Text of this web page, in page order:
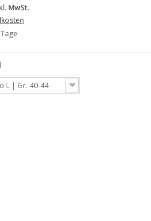
MwSt.
L | Gr. 40-44